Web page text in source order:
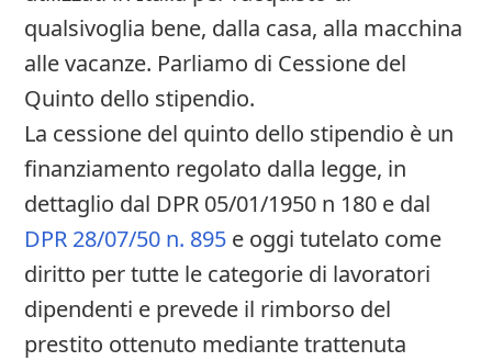
qualsivoglia bene, dalla casa, alla macchina
alle vacanze. Parliamo di Cessione del
Quinto dello stipendio.
La cessione del quinto dello stipendio è un
finanziamento regolato dalla legge, in
dettaglio dal DPR 05/01/1950 n 180 e dal
DPR 28/07/50 n. 895 e oggi tutelato come
diritto per tutte le categorie di lavoratori
dipendenti e prevede il rimborso del
prestito ottenuto mediante trattenuta